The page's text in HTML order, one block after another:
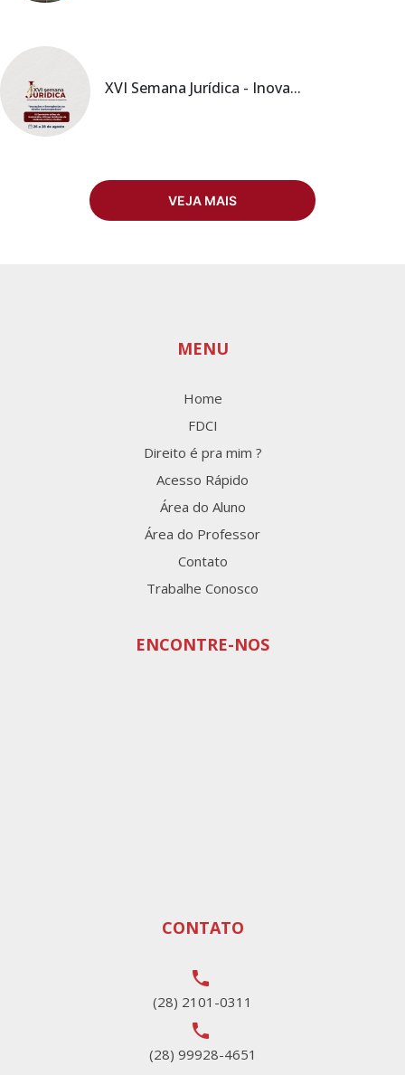
XVI Semana Jurídica - Inova...
VEJA MAIS
MENU
Home
FDCI
Direito é pra mim ?
Acesso Rápido
Área do Aluno
Área do Professor
Contato
Trabalhe Conosco
ENCONTRE-NOS
CONTATO
local_phone
(28) 2101-0311
local_phone
(28) 99928-4651